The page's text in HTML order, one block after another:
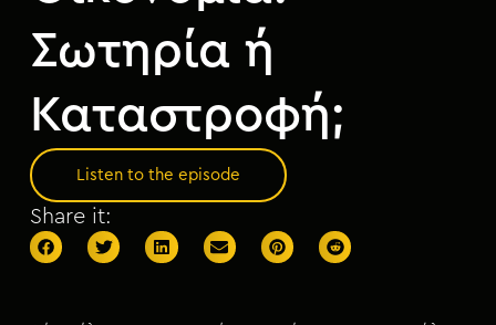
Σωτηρία ή
Καταστροφή;
Listen to the episode
Share it: